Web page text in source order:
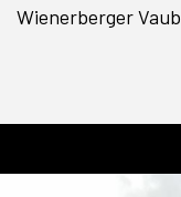
Wienerberger